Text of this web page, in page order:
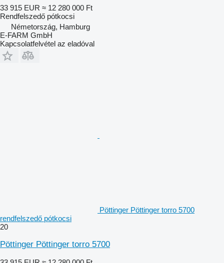
33 915 EUR ≈ 12 280 000 Ft
Rendfelszedő pótkocsi
Németország, Hamburg
E-FARM GmbH
Kapcsolatfelvétel az eladóval
Pöttinger Pöttinger torro 5700
rendfelszedő pótkocsi
20
Pöttinger Pöttinger torro 5700